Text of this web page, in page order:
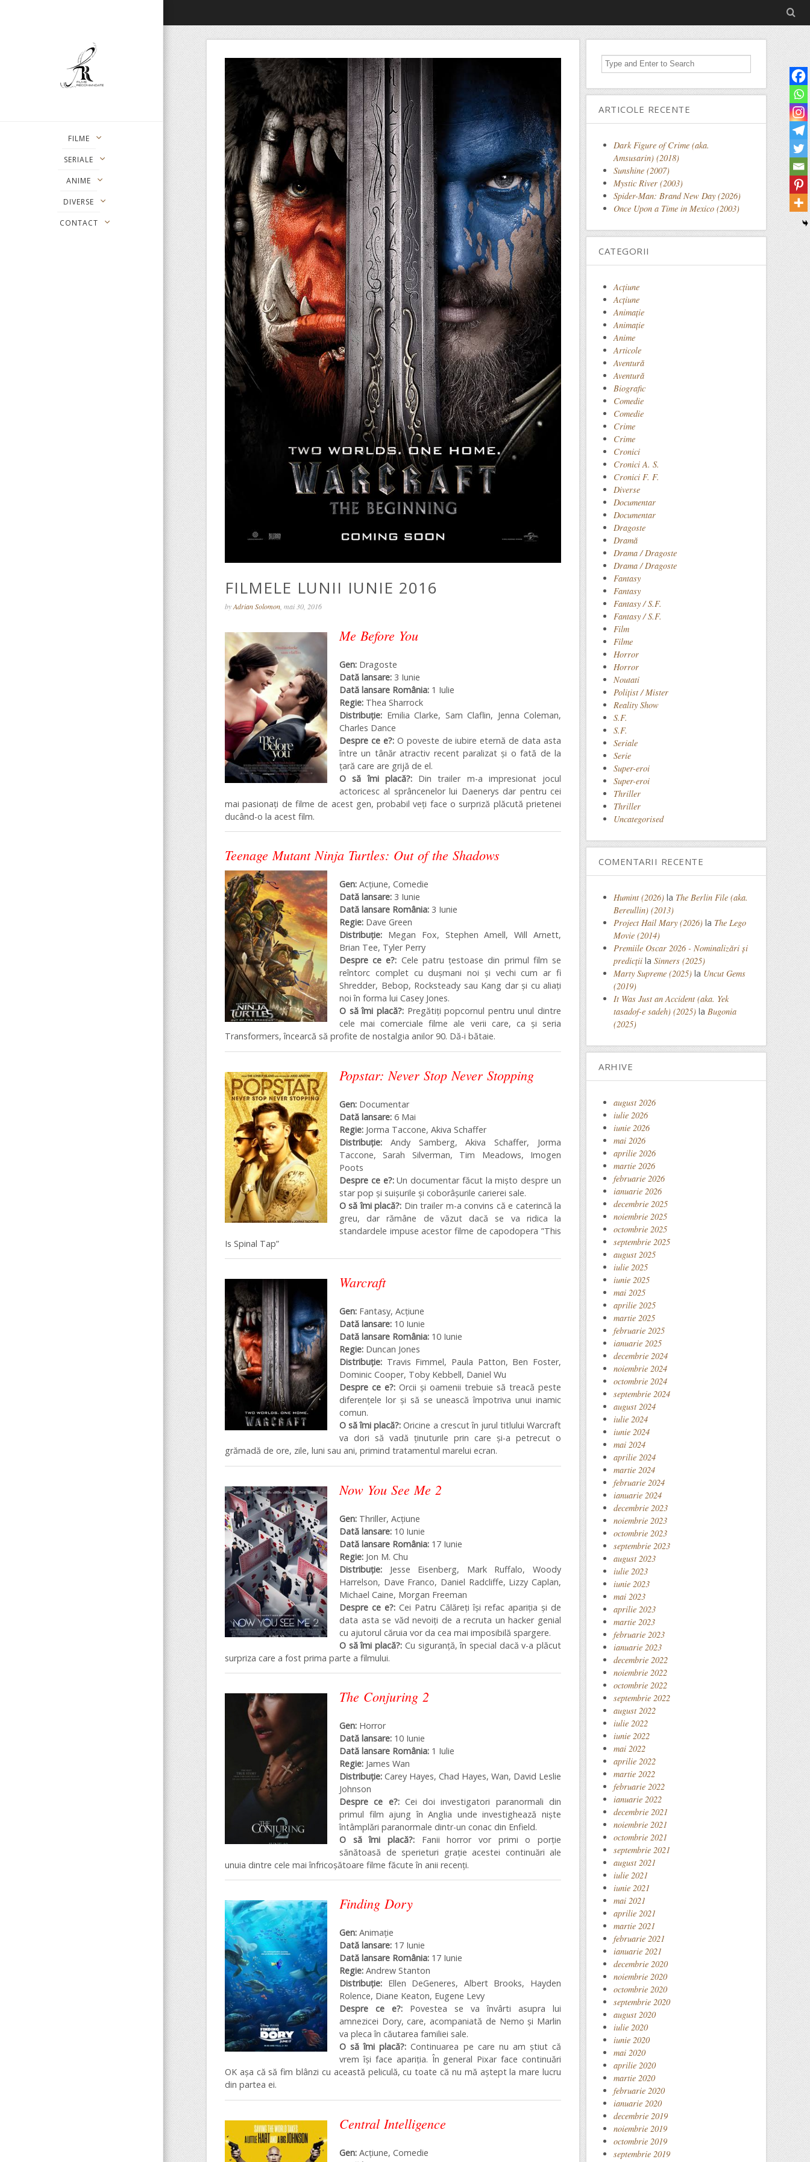
FILME
SERIALE
ANIME
DIVERSE
CONTACT
FILMELE LUNII IUNIE 2016
byAdrian Solomon , mai 30, 2016
Me Before You
Gen: Dragoste
Dată lansare: 3 Iunie
Dată lansare România: 1 Iulie
Regie: Thea Sharrock
Distribuţie: Emilia Clarke, Sam Claflin, Jenna Coleman,
Charles Dance
Despre ce e?:O poveste de iubire eternă de data asta
între un tânăr atractiv recent paralizat și o fată de la
țară care are grijă de el.
O să îmi placă?:Din trailer m-a impresionat jocul
actoricesc al sprâncenelor lui Daenerys dar pentru cei
mai pasionați de filme de acest gen, probabil veți face o surpriză plăcută prietenei
ducând-o la acest film.
Teenage Mutant Ninja Turtles: Out of the Shadows
Gen: Acțiune, Comedie
Dată lansare: 3 Iunie
Dată lansare România: 3 Iunie
Regie: Dave Green
Distribuţie: Megan Fox, Stephen Amell, Will Arnett,
Brian Tee, Tyler Perry
Despre ce e?: Cele patru țestoase din primul film se
reîntorc complet cu dușmani noi și vechi cum ar fi
Shredder, Bebop, Rocksteady sau Kang dar și cu aliați
noi în forma lui Casey Jones.
O să îmi placă?:Pregătiți popcornul pentru unul dintre
cele mai comerciale filme ale verii care, ca și seria
Transformers, încearcă să profite de nostalgia anilor 90. Dă-i bătaie.
Popstar: Never Stop Never Stopping
Gen: Documentar
Dată lansare: 6 Mai
Regie: Jorma Taccone, Akiva Schaffer
Distribuţie: Andy Samberg, Akiva Schaffer, Jorma
Taccone, Sarah Silverman, Tim Meadows, Imogen
Poots
Despre ce e?:Un documentar făcut la mișto despre un
star pop și suișurile și coborâșurile carierei sale.
O să îmi placă?: Din trailer m-a convins că e caterincă la
greu, dar rămâne de văzut dacă se va ridica la
standardele impuse acestor filme de capodopera ”This
Is Spinal Tap”
Warcraft
Gen: Fantasy, Acțiune
Dată lansare: 10 Iunie
Dată lansare România: 10 Iunie
Regie: Duncan Jones
Distribuţie: Travis Fimmel, Paula Patton, Ben Foster,
Dominic Cooper, Toby Kebbell, Daniel Wu
Despre ce e?: Orcii și oamenii trebuie să treacă peste
diferențele lor și să se unească împotriva unui inamic
comun.
O să îmi placă?: Oricine a crescut în jurul titlului Warcraft
va dori să vadă ținuturile prin care și-a petrecut o
grămadă de ore, zile, luni sau ani, primind tratamentul marelui ecran.
Now You See Me 2
Gen: Thriller, Acțiune
Dată lansare: 10 Iunie
Dată lansare România: 17 Iunie
Regie: Jon M. Chu
Distribuţie: Jesse Eisenberg, Mark Ruffalo, Woody
Harrelson, Dave Franco, Daniel Radcliffe, Lizzy Caplan,
Michael Caine, Morgan Freeman
Despre ce e?: Cei Patru Călăreți își refac apariția și de
data asta se văd nevoiți de a recruta un hacker genial
cu ajutorul căruia vor da cea mai imposibilă spargere.
O să îmi placă?: Cu siguranță, în special dacă v-a plăcut
surpriza care a fost prima parte a filmului.
The Conjuring 2
Gen: Horror
Dată lansare: 10 Iunie
Dată lansare România: 1 Iulie
Regie: James Wan
Distribuţie: Carey Hayes, Chad Hayes, Wan, David Leslie
Johnson
Despre ce e?:Cei doi investigatori paranormali din
primul film ajung în Anglia unde investighează niște
întâmplări paranormale dintr-un conac din Enfield.
O să îmi placă?: Fanii horror vor primi o porție
sănătoasă de sperieturi grație acestei continuări ale
unuia dintre cele mai înfricoșătoare filme făcute în anii recenți.
Finding Dory
Gen: Animație
Dată lansare: 17 Iunie
Dată lansare România: 17 Iunie
Regie: Andrew Stanton
Distribuţie: Ellen DeGeneres, Albert Brooks, Hayden
Rolence, Diane Keaton, Eugene Levy
Despre ce e?: Povestea se va învârti asupra lui
amnezicei Dory, care, acompaniată de Nemo și Marlin
va pleca în căutarea familiei sale.
O să îmi placă?: Continuarea pe care nu am știut că
vrem își face apariția. În general Pixar face continuări
OK așa că să fim blânzi cu această peliculă, cu toate că nu mă aștept la mare lucru
din partea ei.
Central Intelligence
Gen: Acțiune, Comedie
ARTICOLE RECENTE
Dark Figure of Crime (aka.
Amsusarin) (2018)
Sunshine (2007)
Mystic River (2003)
Spider-Man: Brand New Day (2026)
Once Upon a Time in Mexico (2003)
CATEGORII
Acţiune
Acțiune
Animaţie
Animație
Anime
Articole
Aventură
Aventură
Biografic
Comedie
Comedie
Crime
Crime
Cronici
Cronici A. S.
Cronici F. F.
Diverse
Documentar
Documentar
Dragoste
Dramă
Drama / Dragoste
Drama / Dragoste
Fantasy
Fantasy
Fantasy / S.F.
Fantasy / S.F.
Film
Filme
Horror
Horror
Noutati
Polițist / Mister
Reality Show
S.F.
S.F.
Seriale
Serie
Super-eroi
Super-eroi
Thriller
Thriller
Uncategorised
COMENTARII RECENTE
Humint (2026) la The Berlin File (aka.
Bereullin) (2013)
Project Hail Mary (2026) la The Lego
Movie (2014)
Premiile Oscar 2026 - Nominalizări și
predicții la Sinners (2025)
Marty Supreme (2025) la Uncut Gems
(2019)
It Was Just an Accident (aka. Yek
tasadof-e sadeh) (2025) la Bugonia
(2025)
ARHIVE
august 2026
iulie 2026
iunie 2026
mai 2026
aprilie 2026
martie 2026
februarie 2026
ianuarie 2026
decembrie 2025
noiembrie 2025
octombrie 2025
septembrie 2025
august 2025
iulie 2025
iunie 2025
mai 2025
aprilie 2025
martie 2025
februarie 2025
ianuarie 2025
decembrie 2024
noiembrie 2024
octombrie 2024
septembrie 2024
august 2024
iulie 2024
iunie 2024
mai 2024
aprilie 2024
martie 2024
februarie 2024
ianuarie 2024
decembrie 2023
noiembrie 2023
octombrie 2023
septembrie 2023
august 2023
iulie 2023
iunie 2023
mai 2023
aprilie 2023
martie 2023
februarie 2023
ianuarie 2023
decembrie 2022
noiembrie 2022
octombrie 2022
septembrie 2022
august 2022
iulie 2022
iunie 2022
mai 2022
aprilie 2022
martie 2022
februarie 2022
ianuarie 2022
decembrie 2021
noiembrie 2021
octombrie 2021
septembrie 2021
august 2021
iulie 2021
iunie 2021
mai 2021
aprilie 2021
martie 2021
februarie 2021
ianuarie 2021
decembrie 2020
noiembrie 2020
octombrie 2020
septembrie 2020
august 2020
iulie 2020
iunie 2020
mai 2020
aprilie 2020
martie 2020
februarie 2020
ianuarie 2020
decembrie 2019
noiembrie 2019
octombrie 2019
septembrie 2019